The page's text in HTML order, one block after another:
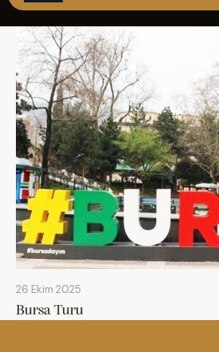
26 Ekim 2025
Bursa Turu
08502421818
REZERVASYON